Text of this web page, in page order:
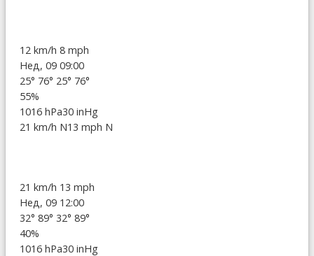
12 km/h 8 mph
Нед, 09 09:00
25° 76° 25° 76°
55%
1016 hPa30 inHg
21 km/h N13 mph N
21 km/h 13 mph
Нед, 09 12:00
32° 89° 32° 89°
40%
1016 hPa30 inHg